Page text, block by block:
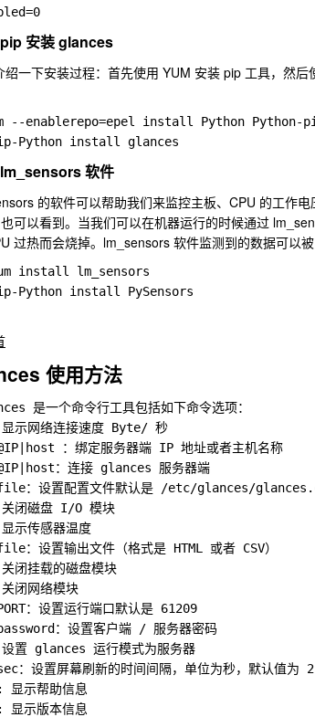
安装 glances
绍一下安装过程：首先使用 YUM 安装 pip 工具，然
--enablerepo=epel install Python Python-
Python install glances
软件
的软件可以帮助我们来监控主板、CPU 的工作
可以看到。当我们可以在机器运行的时候通过
过热而会烧掉。lm_sensors 软件监测到的数据可以
install lm_sensors
Python install PySensors
使用方法
是一个命令行工具包括如下命令选项：
示网络连接速度 Byte/ 秒
：绑定服务器端 IP 地址或者主机名称
：连接 glances 服务器端
：设置配置文件默认是 /etc/glances/
闭磁盘 I/O 模块
示传感器温度
：设置输出文件（格式是 HTML 或者 CSV）
闭挂载的磁盘模块
闭网络模块
：设置运行端口默认是 61209
：设置客户端 / 服务器密码
置 glances 运行模式为服务器
：设置屏幕刷新的时间间隔，单位为秒，默认值为
示帮助信息
示版本信息